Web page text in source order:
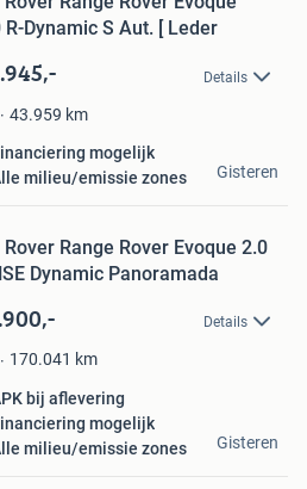
R-Dynamic S Aut. [ Leder
Details
43.959 km
mogelijk
milieu/emissie zones
Gisteren
Rover Range Rover Evoque 2.0
Dynamic Panoramada
Details
170.041 km
bij aflevering
mogelijk
milieu/emissie zones
Gisteren